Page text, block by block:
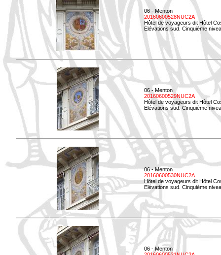
06 - Menton
20160600528NUC2A
Hôtel de voyageurs dit Hôtel
Elévations sud. Cinquième
06 - Menton
20160600529NUC2A
Hôtel de voyageurs dit Hôtel
Elévations sud. Cinquième
06 - Menton
20160600530NUC2A
Hôtel de voyageurs dit Hôtel
Elévations sud. Cinquième
06 - Menton